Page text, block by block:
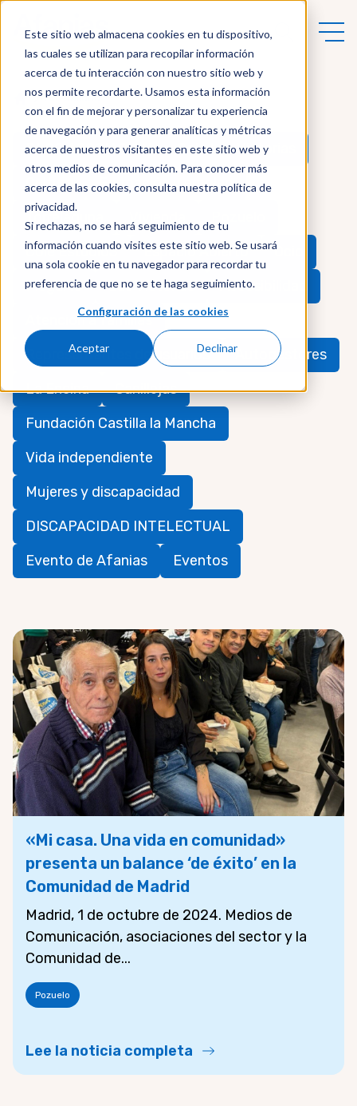
Este sitio web almacena cookies en tu dispositivo,
las cuales se utilizan para recopilar información
acerca de tu interacción con nuestro sitio web y
nos permite recordarte. Usamos esta información
con el fin de mejorar y personalizar tu experiencia
de navegación y para generar analíticas y métricas
acerca de nuestros visitantes en este sitio web y
otros medios de comunicación. Para conocer más
acerca de las cookies, consulta nuestra política de
privacidad.
Si rechazas, no se hará seguimiento de tu
información cuando visites este sitio web. Se usará
una sola cookie en tu navegador para recordar tu
preferencia de que no se te haga seguimiento.
Configuración de las cookies
Aceptar Declinar
Actualidad
BLOG ASOCIACIÓN
Cole Las Victorias
Cultura
Formación y empleo
Torrelaguna
Cole Estudio3
Espacio Abierto
Ocio
Plegart3
Las Victorias
Accesibilidad
Atención a familias
Representantes de usuarios
Autogestores
La Encina
Canillejas
Fundación Castilla la Mancha
Vida independiente
Mujeres y discapacidad
DISCAPACIDAD INTELECTUAL
Evento de Afanias
Eventos
«Mi casa. Una vida en comunidad»
presenta un balance ‘de éxito’ en la
Comunidad de Madrid
Madrid, 1 de octubre de 2024. Medios de
Comunicación, asociaciones del sector y la
Comunidad de...
Pozuelo
Lee la noticia completa